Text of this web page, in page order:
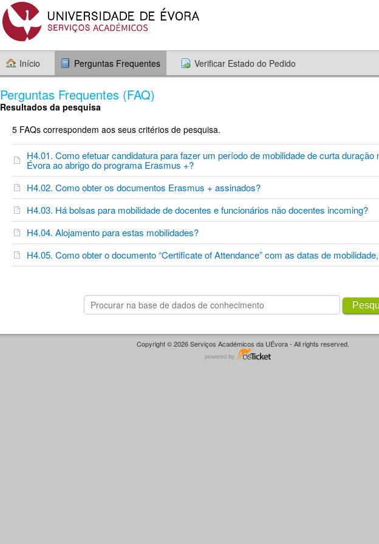
Início Perguntas Frequentes Verificar Estado do Pedido
Perguntas Frequentes (FAQ)
Resultados da pesquisa
5 FAQs correspondem aos seus critérios de pesquisa.
H4.01. Como efetuar candidatura para fazer um período de mobilidade de curta duração
Évora ao abrigo do programa Erasmus +?
H4.02. Como obter os documentos Erasmus + assinados?
H4.03. Há bolsas para mobilidade de docentes e funcionários não docentes incoming?
H4.04. Alojamento para estas mobilidades?
H4.05. Como obter o documento “Certificate of Attendance” com as datas de
Copyright © 2026 Serviços Académicos da UÉvora - All rights reserved.